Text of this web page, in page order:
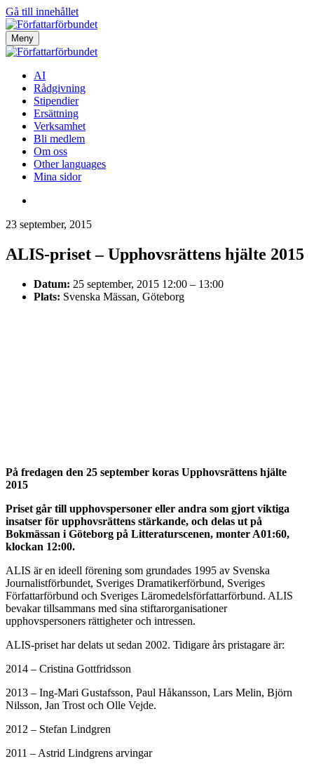
Gå till innehållet
Meny
AI
Rådgivning
Stipendier
Ersättning
Verksamhet
Bli medlem
Om oss
Other languages
Mina sidor
23 september, 2015
ALIS-priset – Upphovsrättens hjälte 2015
Datum: 25 september, 2015 12:00 – 13:00
Plats: Svenska Mässan, Göteborg
På fredagen den 25 september koras Upphovsrättens hjälte
2015
Priset går till upphovspersoner eller andra som gjort viktiga
insatser för upphovsrättens stärkande, och delas ut på
Bokmässan i Göteborg på Litteraturscenen, monter A01:60,
klockan 12:00.
ALIS är en ideell förening som grundades 1995 av Svenska
Journalistförbundet, Sveriges Dramatikerförbund, Sveriges
Författarförbund och Sveriges Läromedelsförfattarförbund. ALIS
bevakar tillsammans med sina stiftarorganisationer
upphovspersoners rättigheter och intressen.
ALIS-priset har delats ut sedan 2002. Tidigare års pristagare är:
2014 – Cristina Gottfridsson
2013 – Ing-Mari Gustafsson, Paul Håkansson, Lars Melin, Björn
Nilsson, Jan Trost och Olle Vejde.
2012 – Stefan Lindgren
2011 – Astrid Lindgrens arvingar